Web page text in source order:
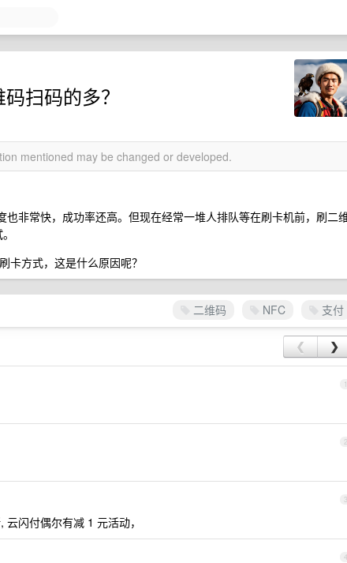
扫码的多？
mentioned may be changed or developed.
非常快，成功率还高。但现在经常一堆人排队等在刷卡机前，刷二
卡方式，这是什么原因呢？
二维码 NFC 支付
❮ ❯
1
2
3
闪付偶尔有减 1 元活动，
4